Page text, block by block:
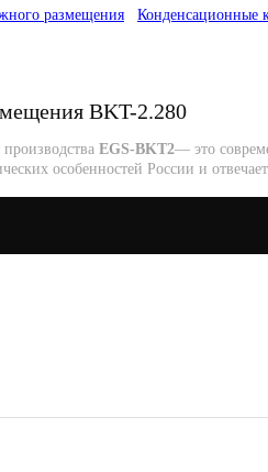
размещения Конденсационные
BKT-2.280
EGS-BKT2— это
особенностей России и